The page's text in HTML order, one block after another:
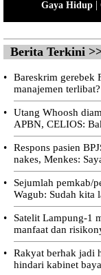
Gaya Hidup |
Berita Terkini
•
Bareskrim gerebek
manajemen terlibat?
•
Utang Whoosh
APBN, CELIOS:
•
Respons pasien
nakes, Menkes:
•
Sejumlah pemkab/
Wagub: Sudah kita
•
Satelit Lampung-1
manfaat dan
•
Rakyat berhak jadi
hindari kabinet